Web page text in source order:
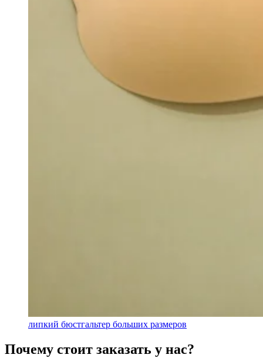
липкий бюстгальтер больших размеров
Почему стоит заказать у нас?